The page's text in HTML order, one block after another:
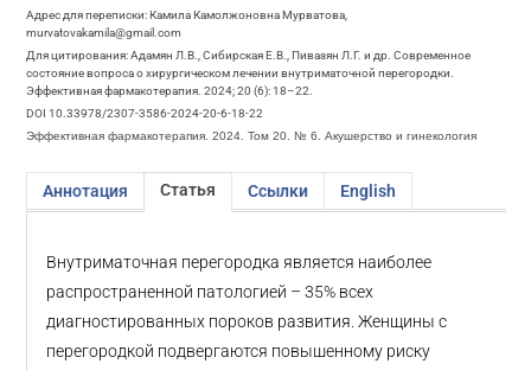
Адрес для переписки: Камила Камолжоновна Мурватова,
murvatovakamila@gmail.com
Для цитирования: Адамян Л.В., Сибирская Е.В., Пивазян Л.Г. и др. Современное
состояние вопроса о хирургическом лечении внутриматочной перегородки.
Эффективная фармакотерапия. 2024; 20 (6): 18–22.
DOI 10.33978/2307-3586-2024-20-6-18-22
Эффективная фармакотерапия. 2024. Том 20. № 6. Акушерство и гинекология
Аннотация Статья Ссылки English
Внутриматочная перегородка является наиболее
распространенной патологией – 35% всех
диагностированных пороков развития. Женщины c
перегородкой подвергаются повышенному риску